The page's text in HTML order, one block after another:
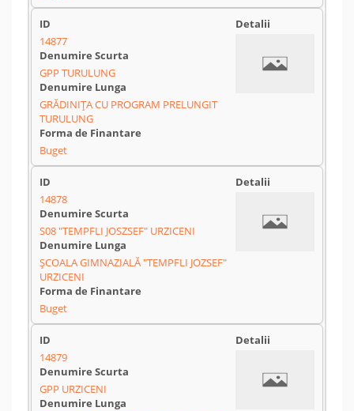
14877
GPP TURULUNG
GRĂDINIȚA CU PROGRAM PRELUNGIT
TURULUNG
Buget
14878
S08 "TEMPFLI JOSZSEF" URZICENI
ȘCOALA GIMNAZIALĂ "TEMPFLI JOZSEF"
URZICENI
Buget
14879
GPP URZICENI